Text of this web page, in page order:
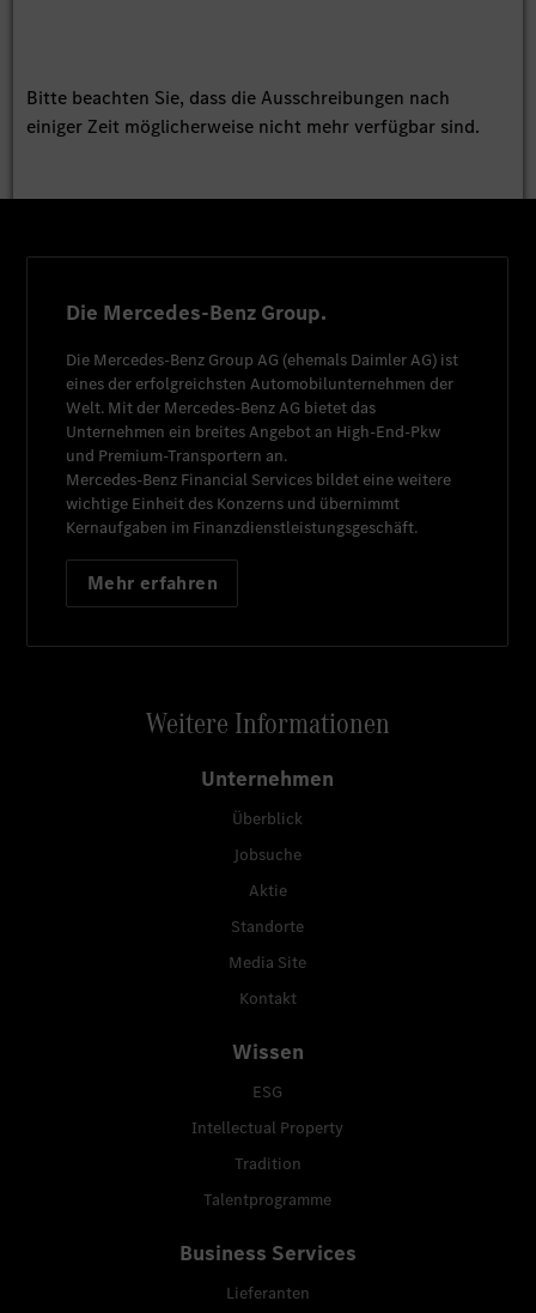
Bitte beachten Sie, dass die Ausschreibungen nach
einiger Zeit möglicherweise nicht mehr verfügbar sind.
Die Mercedes-Benz Group.
Die Mercedes-Benz Group AG (ehemals Daimler AG) ist
eines der erfolgreichsten Automobilunternehmen der
Welt. Mit der Mercedes-Benz AG bietet das
Unternehmen ein breites Angebot an High-End-Pkw
und Premium-Transportern an.
Mercedes-Benz Financial Services bildet eine weitere
wichtige Einheit des Konzerns und übernimmt
Kernaufgaben im Finanzdienstleistungsgeschäft.
Mehr erfahren
Weitere Informationen
Unternehmen
Überblick
Jobsuche
Aktie
Standorte
Media Site
Kontakt
Wissen
ESG
Intellectual Property
Tradition
Talentprogramme
Business Services
Lieferanten